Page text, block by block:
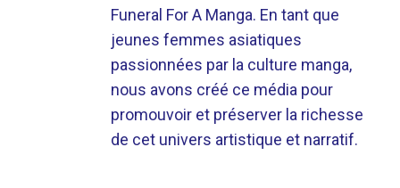
Funeral For A Manga. En tant que
jeunes femmes asiatiques
passionnées par la culture manga,
nous avons créé ce média pour
promouvoir et préserver la richesse
de cet univers artistique et narratif.